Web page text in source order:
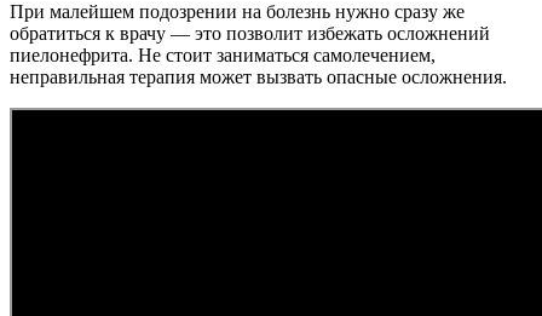
При малейшем подозрении на болезнь нужно сразу же
обратиться к врачу — это позволит избежать осложнений
пиелонефрита. Не стоит заниматься самолечением,
неправильная терапия может вызвать опасные осложнения.